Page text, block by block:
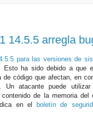
14.5.5 arregla
para las versiones de
Esto ha sido debido a que
de código que afectan, en
Un atacante puede utilizar
de la memoria del
en el
boletín de